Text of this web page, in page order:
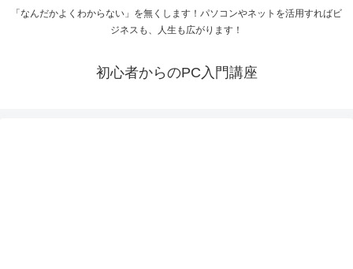
「なんだかよくわからない」を無くします！パソコンやネットを活用すればビ
ジネスも、人生も広がります！
初心者からのPC入門講座